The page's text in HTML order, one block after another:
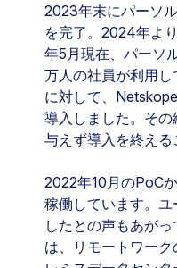
2023年末にパーソ
を完了。2024年よ
年5月現在、パーソ
万人の社員が利用し
に対して、
導入しました。そ
与えず導入を終え
2022年10月のPoC
稼働しています。
したとの声もあが
は、リモートワー